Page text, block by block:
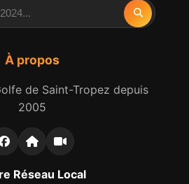
À propos
de Saint-Tropez depuis
2005
Réseau Local